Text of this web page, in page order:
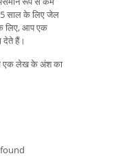
साल के लिए जेल
लिए, आप एक
देते हैं।
एक लेख के अंश का